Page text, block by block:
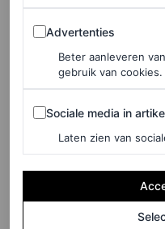
Advertenties
Advertenties
Beter aanleveren
gebruik van cookies.
Sociale media in
Sociale media in
Laten zien van